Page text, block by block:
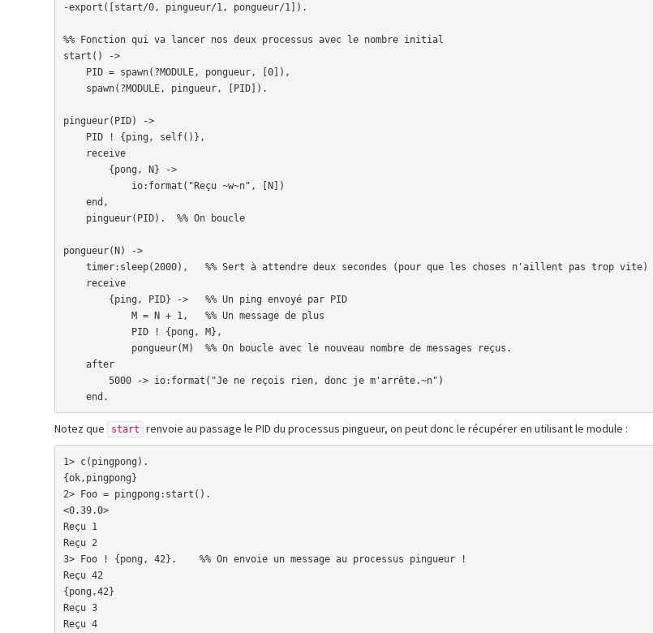
-export([start/0, pingueur/1, pongueur/1]).
%% Fonction qui va lancer nos deux processus avec le nombre initial
start() ->
pingueur(PID) ->
pongueur(N) ->
    end.
Notez que start renvoie au passage le PID du processus pingueur, on peut donc le récupérer en utilisant le module :
1> c(pingpong).
{ok,pingpong}
2> Foo = pingpong:start().
<0.39.0>
Reçu 1
Reçu 2
3> Foo ! {pong, 42}.    %% On envoie un message au processus pingueur !
Reçu 42
{pong,42}
Reçu 3
Reçu 4